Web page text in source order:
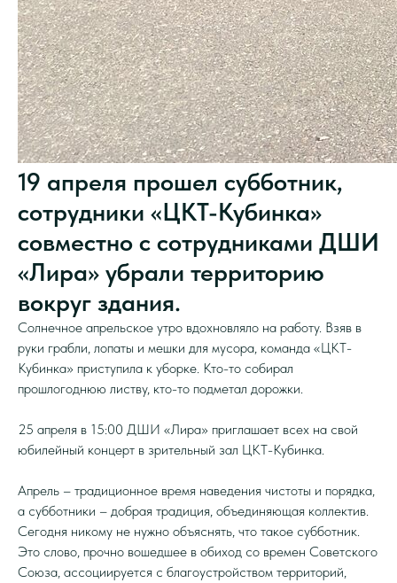
19 апреля прошел субботник,
сотрудники «ЦКТ-Кубинка»
совместно с сотрудниками ДШИ
«Лира» убрали территорию
вокруг здания.
Солнечное апрельское утро вдохновляло на работу. Взяв в
руки грабли, лопаты и мешки для мусора, команда «ЦКТ-
Кубинка» приступила к уборке. Кто-то собирал
прошлогоднюю листву, кто-то подметал дорожки.
25 апреля в 15:00 ДШИ «Лира» приглашает всех на свой
юбилейный концерт в зрительный зал ЦКТ-Кубинка.
Апрель – традиционное время наведения чистоты и порядка,
а субботники – добрая традиция, объединяющая коллектив.
Сегодня никому не нужно объяснять, что такое субботник.
Это слово, прочно вошедшее в обиход со времен Советского
Союза, ассоциируется с благоустройством территорий,